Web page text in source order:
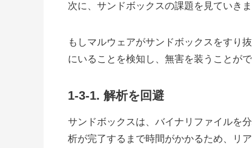
次に、サンドボックスの課題を見ていきま
もしマルウェアがサンドボックスをすり
にいることを検知し、無害を装うことが
1-3-1. 解析を回避
サンドボックスは、バイナリファイルを
析が完了するまで時間がかかるため、リ